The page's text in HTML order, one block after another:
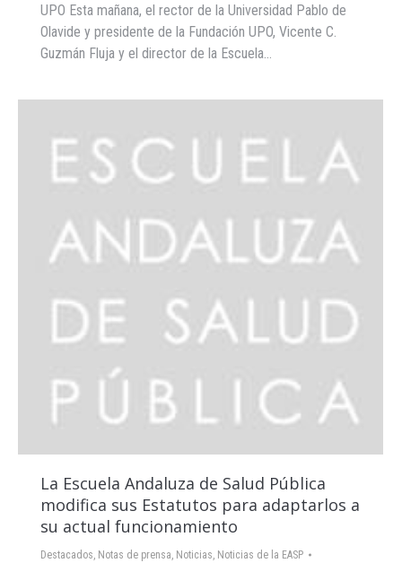
UPO Esta mañana, el rector de la Universidad Pablo de
Olavide y presidente de la Fundación UPO, Vicente C.
Guzmán Fluja y el director de la Escuela…
La Escuela Andaluza de Salud Pública
modifica sus Estatutos para adaptarlos a
su actual funcionamiento
Destacados, Notas de prensa, Noticias, Noticias de la EASP